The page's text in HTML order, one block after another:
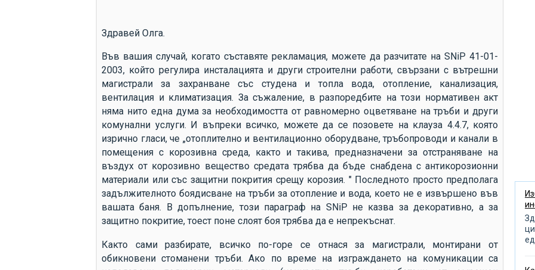
Здравей Олга.
Във вашия случай, когато съставяте рекламация, можете да разчитате на SNiP 41-01-
2003, който регулира инсталацията и други строителни работи, свързани с вътрешни
магистрали за захранване със студена и топла вода, отопление, канализация,
вентилация и климатизация. За съжаление, в разпоредбите на този нормативен акт
няма нито една дума за необходимостта от равномерно оцветяване на тръби и други
комунални услуги. И въпреки всичко, можете да се позовете на клауза 4.4.7, която
изрично гласи, че „отоплително и вентилационно оборудване, тръбопроводи и канали в
помещения с корозивна среда, както и такива, предназначени за отстраняване на
въздух от корозивно вещество средата трябва да бъде снабдена с антикорозионни
материали или със защитни покрития срещу корозия. " Последното просто предполага
задължителното боядисване на тръби за отопление и вода, което не е извършено във
вашата баня. В допълнение, този параграф на SNiP не казва за декоративно, а за
защитно покритие, тоест поне слоят боя трябва да е непрекъснат.
Както сами разбирате, всичко по-горе се отнася за магистрали, монтирани от
обикновени стоманени тръби. Ако по време на изграждането на комуникации са